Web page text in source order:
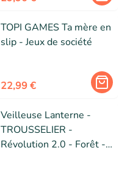
TOPI GAMES Ta mère en
slip - Jeux de société
22,99 €
Veilleuse Lanterne -
TROUSSELIER -
Révolution 2.0 - Forêt -